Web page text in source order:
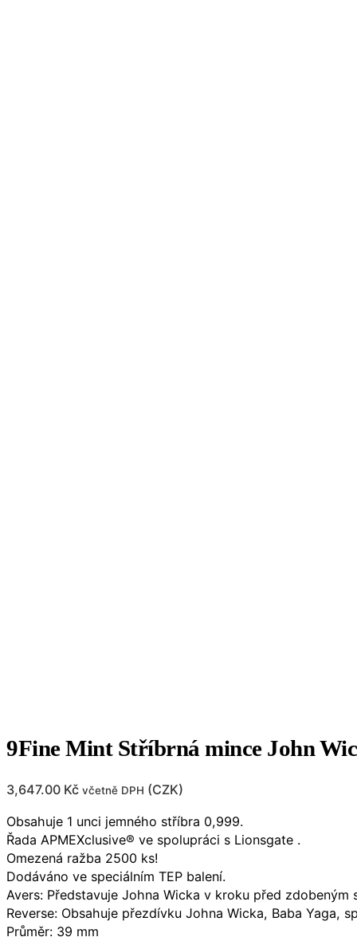
9Fine Mint Stříbrná mince John
3,647.00 Kč včetně DPH (CZK)
Obsahuje 1 unci jemného stříbra 0,999.
Řada APMEXclusive® ve spolupráci s Lionsgate .
Omezená ražba 2500 ks!
Dodáváno ve speciálním TEP balení.
Avers: Představuje Johna Wicka v kroku před zdobeným
Reverse: Obsahuje přezdívku Johna Wicka, Baba Yaga,
Průměr: 39 mm